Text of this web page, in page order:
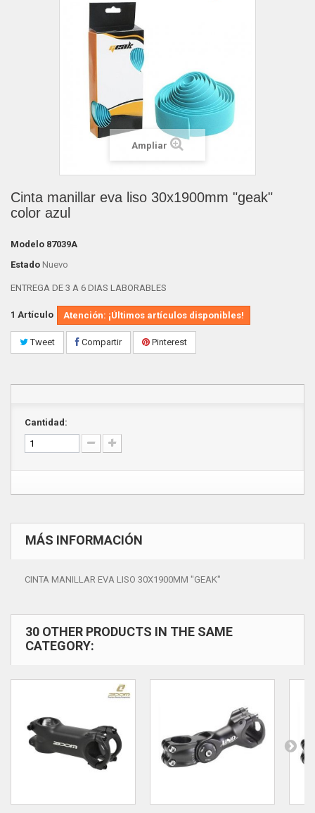
Ampliar
Cinta manillar eva liso 30x1900mm "geak"
color azul
Modelo 87039A
Estado Nuevo
ENTREGA DE 3 A 6 DIAS LABORABLES
1 Artículo Atención: ¡Últimos artículos disponibles!
Tweet Compartir Pinterest
Cantidad:
MÁS INFORMACIÓN
CINTA MANILLAR EVA LISO 30X1900MM "GEAK"
30 OTHER PRODUCTS IN THE SAME
CATEGORY: